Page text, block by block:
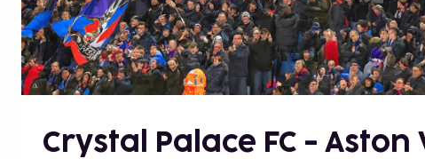
Crystal Palace FC - Aston